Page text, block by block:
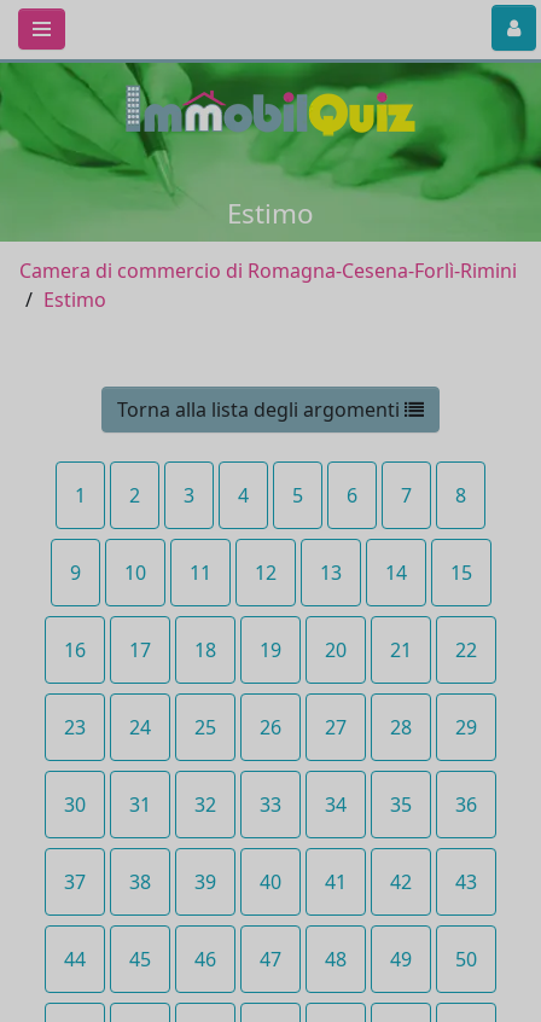
Estimo
Camera di commercio di Romagna-Cesena-Forlì-Rimini
Estimo
Torna alla lista degli argomenti
1 2 3 4 5 6 7 8
9 10 11 12 13 14 15
16 17 18 19 20 21 22
23 24 25 26 27 28 29
30 31 32 33 34 35 36
37 38 39 40 41 42 43
44 45 46 47 48 49 50